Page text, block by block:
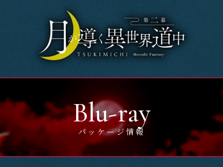
Home
News
Story
Introduction
Blu-ray
パッケージ情報